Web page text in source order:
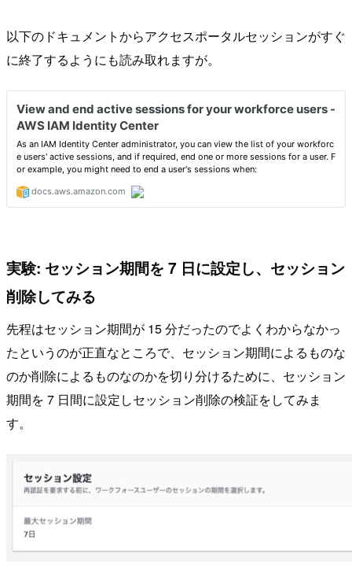
以下のドキュメントからアクセスポータルセッションがすぐ
に終了するようにも読み取れますが。
実験: セッション期間を 7 日に設定し、セッション
削除してみる
先程はセッション期間が 15 分だったのでよくわからなかっ
たというのが正直なところで、セッション期間によるものな
のか削除によるものなのかを切り分けるために、セッション
期間を 7 日間に設定しセッション削除の検証をしてみま
す。